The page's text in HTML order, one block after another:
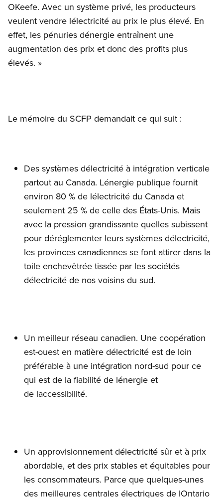
OKeefe. Avec un système privé, les producteurs
veulent vendre lélectricité au prix le plus élevé. En
effet, les pénuries dénergie entraînent une
augmentation des prix et donc des profits plus
élevés. »
Le mémoire du SCFP demandait ce qui suit :
Des systèmes délectricité à intégration verticale
partout au Canada. Lénergie publique fournit
environ 80 % de lélectricité du Canada et
seulement 25 % de celle des États-Unis. Mais
avec la pression grandissante quelles subissent
pour déréglementer leurs systèmes délectricité,
les provinces canadiennes se font attirer dans la
toile enchevêtrée tissée par les sociétés
délectricité de nos voisins du sud.
Un meilleur réseau canadien. Une coopération
est-ouest en matière délectricité est de loin
préférable à une intégration nord-sud pour ce
qui est de la fiabilité de lénergie et
de laccessibilité.
Un approvisionnement délectricité sûr et à prix
abordable, et des prix stables et équitables pour
les consommateurs. Parce que quelques-unes
des meilleures centrales électriques de lOntario